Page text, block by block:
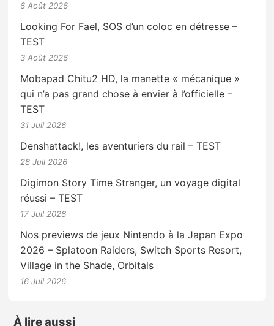
6 Août 2026
Looking For Fael, SOS d’un coloc en détresse –
TEST
3 Août 2026
Mobapad Chitu2 HD, la manette « mécanique »
qui n’a pas grand chose à envier à l’officielle –
TEST
31 Juil 2026
Denshattack!, les aventuriers du rail – TEST
28 Juil 2026
Digimon Story Time Stranger, un voyage digital
réussi – TEST
17 Juil 2026
Nos previews de jeux Nintendo à la Japan Expo
2026 – Splatoon Raiders, Switch Sports Resort,
Village in the Shade, Orbitals
16 Juil 2026
À lire aussi